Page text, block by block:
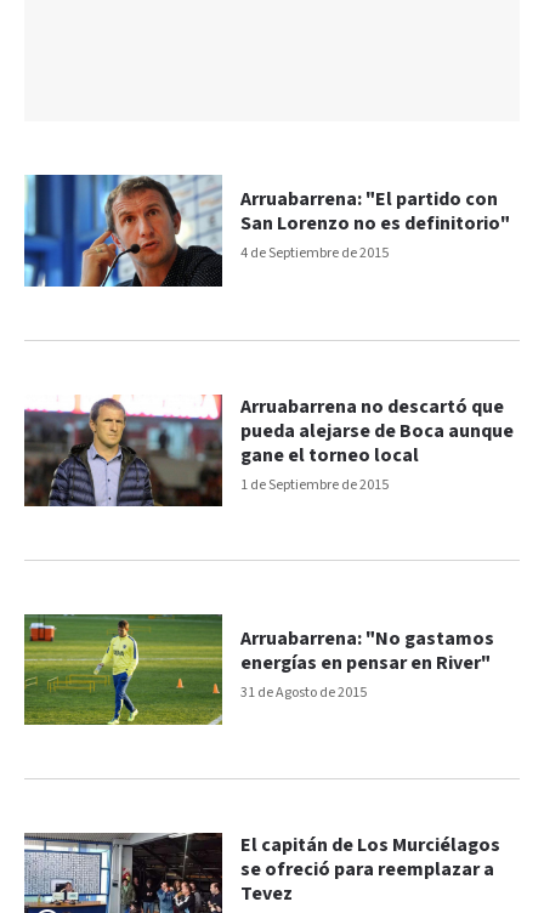
4 de Septiembre de 2015
Arruabarrena: "El partido con
San Lorenzo no es definitorio"
1 de Septiembre de 2015
Arruabarrena no descartó que
pueda alejarse de Boca aunque
gane el torneo local
31 de Agosto de 2015
Arruabarrena: "No gastamos
energías en pensar en River"
El capitán de Los Murciélagos
se ofreció para reemplazar a
Tevez